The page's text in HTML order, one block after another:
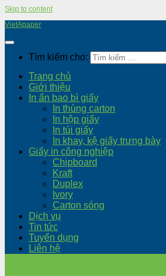
Skip to content
VietApaper
Tìm kiếm cho:
Trang chủ
Giới thiệu
In ấn bao bì giấy
In thùng carton
In hộp giấy
In túi giấy
In khay, kệ giấy trưng bày
Giấy in công nghiệp
Chipboard
Kraft
Duplex
Ivory
Carton sóng
Dịch vụ
Tin tức
Tuyển dụng
Liên hệ